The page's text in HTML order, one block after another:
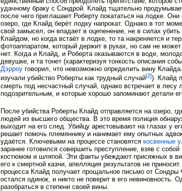
удачному браку с Сондрой. Клайд тщательно
после чего приглашает Роберту покататься на лодке.
озеро, где Клайд берёт лодку напрокат. Однако в тот
свой замысел, он впадает в оцепенение, не в силах
Клайдом, но когда встаёт в лодке, то та накреняется и
фотоаппаратом, который держит в руках, но сам не
нет. Когда и Клайд, и Роберта оказываются в воде,
девушке, и та тонет (характеризуя тонкость описания
Дэрроу говорил, что невозможно определить вину
изучали убийство Роберты как трудный случай[2]). Клайд
смерть под несчастный случай, однако встречает в
подозрительным, и которые хорошо запоминают детали
После убийства Роберты Клайд отправляется на озеро,
людей из высшего общества. В это время полиция
выходит на его след. Убийцу арестовывают на глазах у
решает помочь племяннику и нанимает ему опытных
удаётся. Ключевыми на процессе становятся косвенные
заранее готовился совершить преступление, взяв с
костюмом и шляпой. Эти факты убеждают присяжных в
его к смертной казни, апелляция результатов не
процесса Клайд получает прощальное письмо от Сондры
остался одинок, и никто не поверит в его невиновность.
разобраться в степени своей вины.